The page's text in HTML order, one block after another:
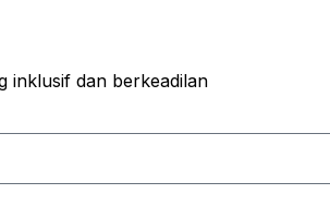
inklusif dan berkeadilan